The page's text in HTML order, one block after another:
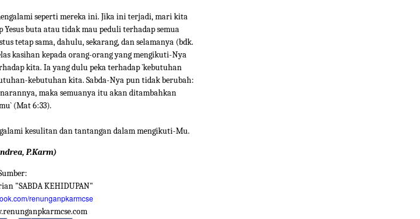
seperti mereka ini. Jika ini terjadi, mari kita
buta atau tidak mau peduli terhadap semua
tetap sama, dahulu, sekarang, dan selamanya (bdk.
kasihan kepada orang-orang yang mengikuti-Nya
kita. Ia yang dulu peka terhadap `kebutuhan
kebutuhan kita. Sabda-Nya pun tidak berubah:
maka semuanya itu akan ditambahkan
(Mat 6:33).
kesulitan dan tantangan dalam mengikuti-Mu.
P.Karm)
"SABDA KEHIDUPAN"
renunganpkarmcse